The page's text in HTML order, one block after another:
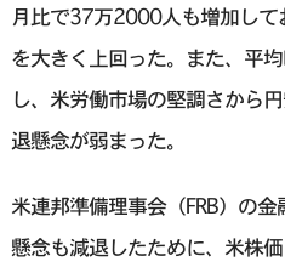
月比で37万2000人も増加し
を大きく上回った。また、平
し、米労働市場の堅調さから
退懸念が弱まった。
米連邦準備理事会（FRB）の
懸念も減退したために、米株